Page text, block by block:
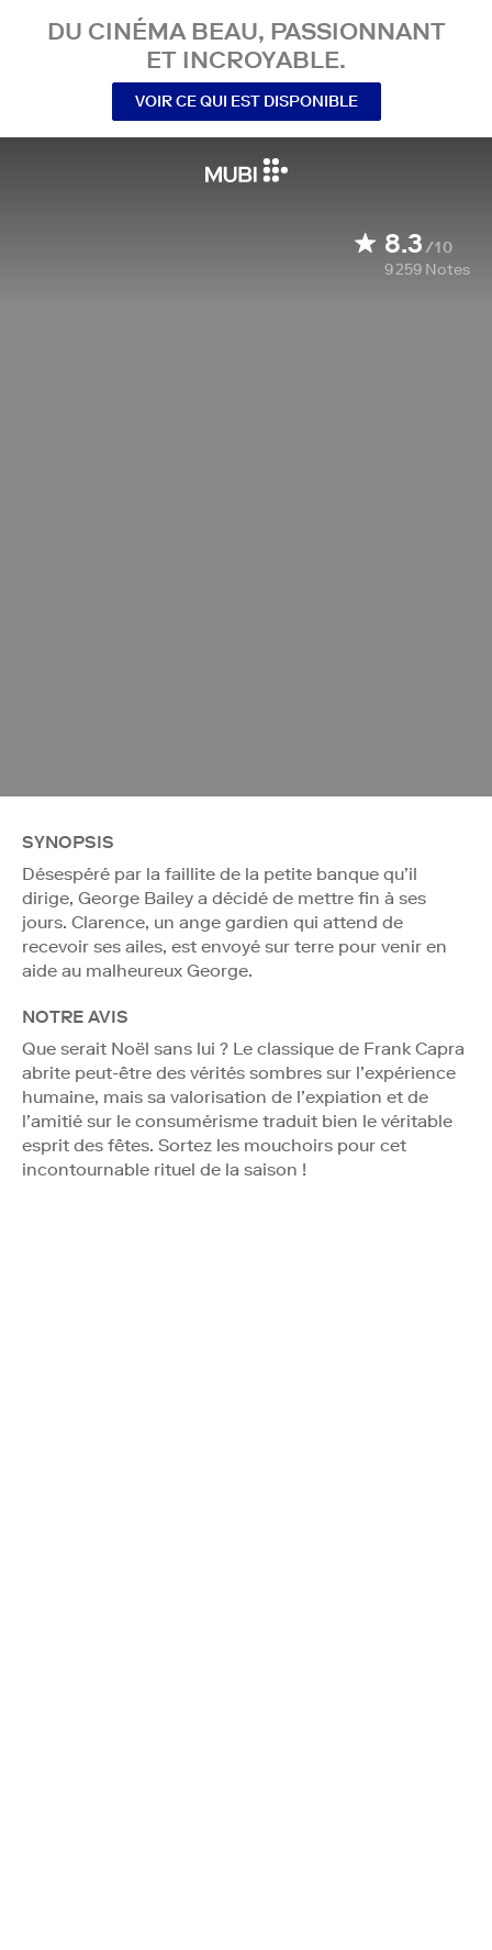
DU CINÉMA BEAU, PASSIONNANT
ET INCROYABLE.
VOIR CE QUI EST DISPONIBLE
8.3/10
9 259 Notes
SYNOPSIS
Désespéré par la faillite de la petite banque qu’il
dirige, George Bailey a décidé de mettre fin à ses
jours. Clarence, un ange gardien qui attend de
recevoir ses ailes, est envoyé sur terre pour venir en
aide au malheureux George.
NOTRE AVIS
Que serait Noël sans lui ? Le classique de Frank Capra
abrite peut-être des vérités sombres sur l’expérience
humaine, mais sa valorisation de l’expiation et de
l’amitié sur le consumérisme traduit bien le véritable
esprit des fêtes. Sortez les mouchoirs pour cet
incontournable rituel de la saison !